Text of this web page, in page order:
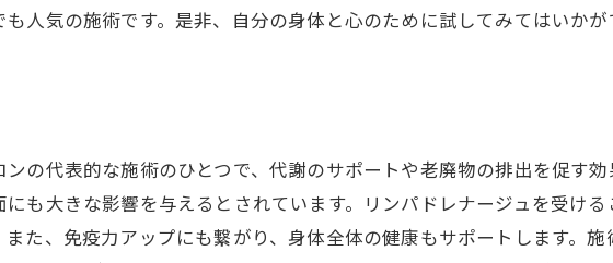
人気の施術です。是非、自分の身体と心のために試してみてはいかが
の代表的な施術のひとつで、代謝のサポートや老廃物の排出を促す
も大きな影響を与えるとされています。リンパドレナージュを受け
た、免疫力アップにも繋がり、身体全体の健康もサポートします。